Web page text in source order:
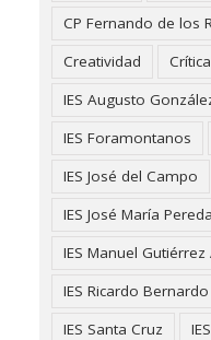
CP Fernando de los
Creatividad
Crítica
IES Augusto
IES Foramontanos
IES José del Campo
IES José María Pereda
IES Manuel
IES Ricardo Bernardo
IES Santa Cruz